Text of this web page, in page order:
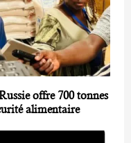
offre 700 tonnes
alimentaire